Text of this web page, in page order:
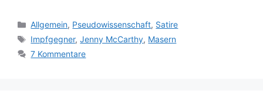
Kategorien
Allgemein, Pseudowissenschaft, Satire
Schlagwörter
Impfgegner,Jenny McCarthy, Masern
7 Kommentare